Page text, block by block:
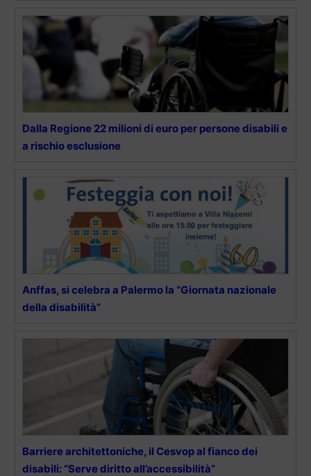
Dalla Regione 22 milioni di euro per persone disabili e
a rischio esclusione
Anffas, si celebra a Palermo la “Giornata nazionale
della disabilità”
Barriere architettoniche, il Cesvop al fianco dei
disabili: “Serve diritto all’accessibilità”